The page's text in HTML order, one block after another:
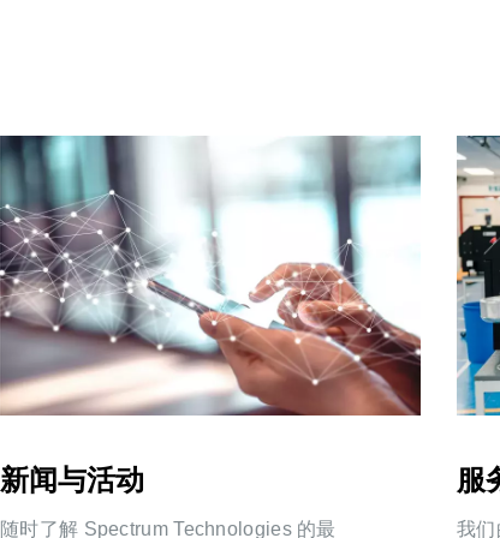
新闻与活动
随时了解 Spectrum Technologies 的最
服
我们